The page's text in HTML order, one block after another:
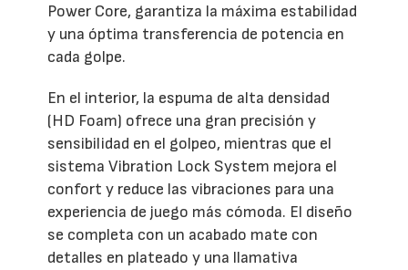
Power Core, garantiza la máxima estabilidad
y una óptima transferencia de potencia en
cada golpe.
En el interior, la espuma de alta densidad
(HD Foam) ofrece una gran precisión y
sensibilidad en el golpeo, mientras que el
sistema Vibration Lock System mejora el
confort y reduce las vibraciones para una
experiencia de juego más cómoda. El diseño
se completa con un acabado mate con
detalles en plateado y una llamativa